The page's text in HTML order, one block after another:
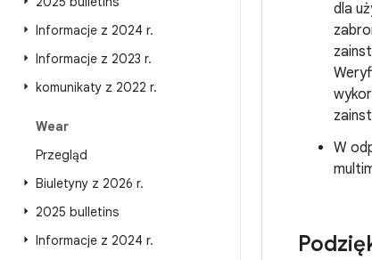
Informacje z 2024 r.
Informacje z 2023 r.
komunikaty z 2022 r.
Wear
Przegląd
Biuletyny z 2026 r.
2025 bulletins
Informacje z 2024 r.
dla
W